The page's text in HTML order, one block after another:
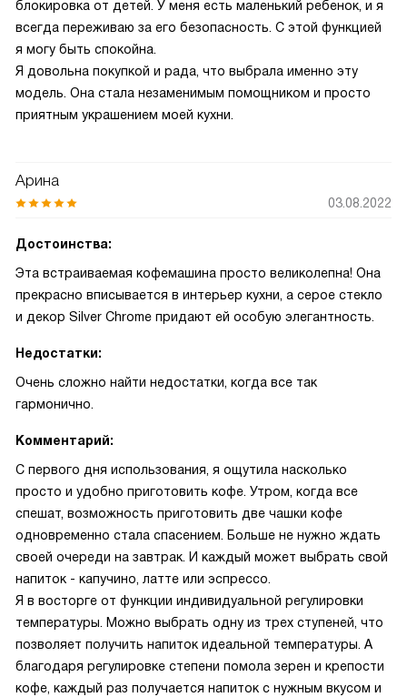
блокировка от детей. У меня есть маленький ребенок, и я
всегда переживаю за его безопасность. С этой функцией
я могу быть спокойна.
Я довольна покупкой и рада, что выбрала именно эту
модель. Она стала незаменимым помощником и просто
приятным украшением моей кухни.
Арина
03.08.2022
Достоинства:
Эта встраиваемая кофемашина просто великолепна! Она
прекрасно вписывается в интерьер кухни, а серое стекло
и декор Silver Chrome придают ей особую элегантность.
Недостатки:
Очень сложно найти недостатки, когда все так
гармонично.
Комментарий:
С первого дня использования, я ощутила насколько
просто и удобно приготовить кофе. Утром, когда все
спешат, возможность приготовить две чашки кофе
одновременно стала спасением. Больше не нужно ждать
своей очереди на завтрак. И каждый может выбрать свой
напиток - капучино, латте или эспрессо.
Я в восторге от функции индивидуальной регулировки
температуры. Можно выбрать одну из трех ступеней, что
позволяет получить напиток идеальной температуры. А
благодаря регулировке степени помола зерен и крепости
кофе, каждый раз получается напиток с нужным вкусом и